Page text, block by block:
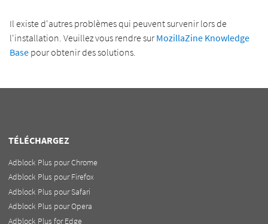
Il existe d'autres problèmes qui peuvent survenir lors de
l'installation. Veuillez vous rendre sur MozillaZine Knowledge
Base pour obtenir des solutions.
TÉLÉCHARGEZ
Adblock Plus pour Chrome
Adblock Plus pour Firefox
Adblock Plus pour Safari
Adblock Plus pour Opera
Adblock Plus for Edge